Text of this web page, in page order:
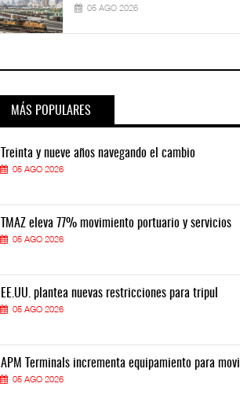
05 AGO 2026
MÁS POPULARES
Treinta y nueve años navegando el cambio
05 AGO 2026
TMAZ eleva 77% movimiento portuario y servicios
05 AGO 2026
EE.UU. plantea nuevas restricciones para tripul
05 AGO 2026
APM Terminals incrementa equipamiento para movi
05 AGO 2026